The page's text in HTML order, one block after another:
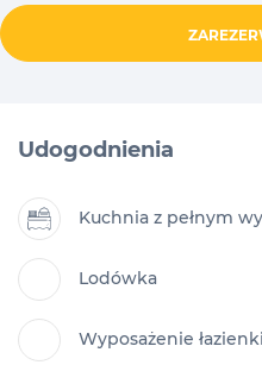
Udogodnienia
Kuchnia z pełnym
Lodówka
Wyposażenie łazienki